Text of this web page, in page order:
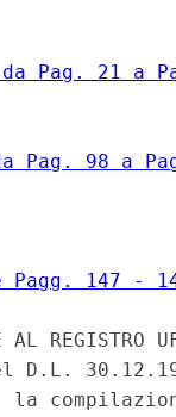
da Pag. 21 a
Pag. 98 a
Pagg. 147 -
AL REGISTRO
D.L.
la